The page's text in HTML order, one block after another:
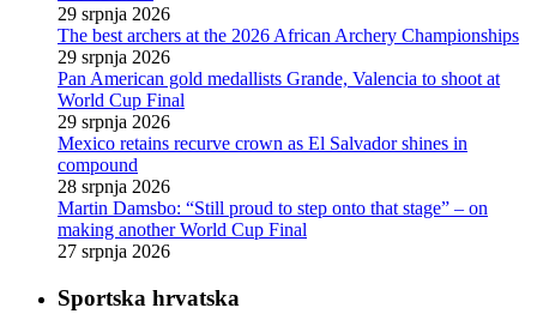
29 srpnja 2026
The best archers at the 2026 African Archery Championships
29 srpnja 2026
Pan American gold medallists Grande, Valencia to shoot at
World Cup Final
29 srpnja 2026
Mexico retains recurve crown as El Salvador shines in
compound
28 srpnja 2026
Martin Damsbo: “Still proud to step onto that stage” – on
making another World Cup Final
27 srpnja 2026
Sportska hrvatska